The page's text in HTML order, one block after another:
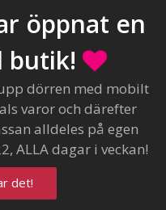
öppnat en
butik!
dörren med mobilt
varor och därefter
alldeles på egen
ALLA dagar i veckan!
det!